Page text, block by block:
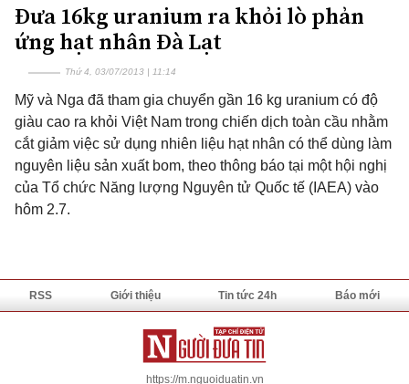
Đưa 16kg uranium ra khỏi lò phản
ứng hạt nhân Đà Lạt
Thứ 4, 03/07/2013 | 11:14
Mỹ và Nga đã tham gia chuyển gần 16 kg uranium có độ
giàu cao ra khỏi Việt Nam trong chiến dịch toàn cầu nhằm
cắt giảm việc sử dụng nhiên liệu hạt nhân có thể dùng làm
nguyên liệu sản xuất bom, theo thông báo tại một hội nghị
của Tổ chức Năng lượng Nguyên tử Quốc tế (IAEA) vào
hôm 2.7.
RSS Giới thiệu Tin tức 24h Báo mới
https://m.nguoiduatin.vn